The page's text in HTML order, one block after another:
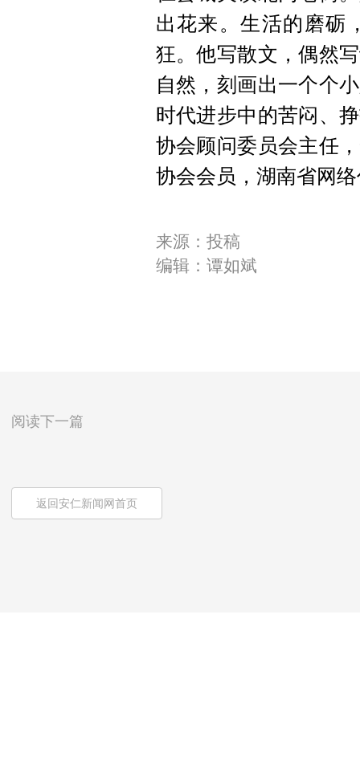
出花来。生活的磨砺
狂。他写散文，偶然
自然，刻画出一个个
时代进步中的苦闷、
协会顾问委员会主任
协会会员，湖南省网
来源：投稿
编辑：谭如斌
阅读下一篇
返回安仁新闻网首页